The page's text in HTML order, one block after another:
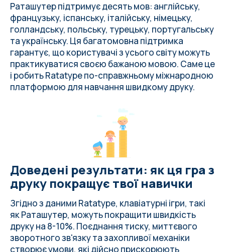
Раташутер підтримує десять мов: англійську,
французьку, іспанську, італійську, німецьку,
голландську, польську, турецьку, португальську
та українську. Ця багатомовна підтримка
гарантує, що користувачі з усього світу можуть
практикуватися своєю бажаною мовою. Саме це
і робить Ratatype по-справжньому міжнародною
платформою для навчання швидкому друку.
Доведені результати: як ця гра з
друку покращує твої навички
Згідно з даними Ratatype, клавіатурні ігри, такі
як Раташутер, можуть покращити швидкість
друку на 8-10%. Поєднання тиску, миттєвого
зворотного зв'язку та захопливої механіки
створює умови, які дійсно прискорюють